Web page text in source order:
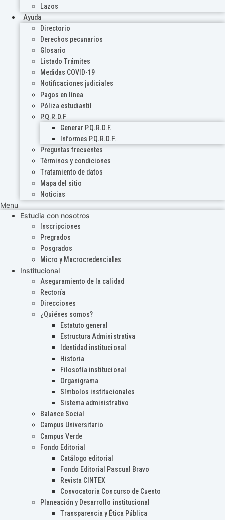
Lazos
Ayuda
Directorio
Derechos pecunarios
Glosario
Listado Trámites
Medidas COVID-19
Notificaciones judiciales
Pagos en línea
Póliza estudiantil
P.Q.R.D.F
Generar P.Q.R.D.F.
Informes P.Q.R.D.F.
Preguntas frecuentes
Términos y condiciones
Tratamiento de datos
Mapa del sitio
Noticias
Menu
Estudia con nosotros
Inscripciones
Pregrados
Posgrados
Micro y Macrocredenciales
Institucional
Aseguramiento de la calidad
Rectoría
Direcciones
¿Quiénes somos?
Estatuto general
Estructura Administrativa
Identidad institucional
Historia
Filosofía institucional
Organigrama
Símbolos institucionales
Sistema administrativo
Balance Social
Campus Universitario
Campus Verde
Fondo Editorial
Catálogo editorial
Fondo Editorial Pascual Bravo
Revista CINTEX
Convocatoria Concurso de Cuento
Planeación y Desarrollo institucional
Transparencia y Ética Pública